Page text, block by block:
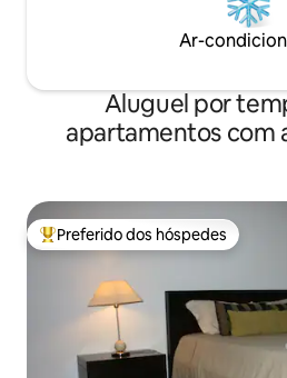
Ar-
Aluguel por
apartamentos com
Entre os melhores preferidos dos
Preferido dos hóspedes